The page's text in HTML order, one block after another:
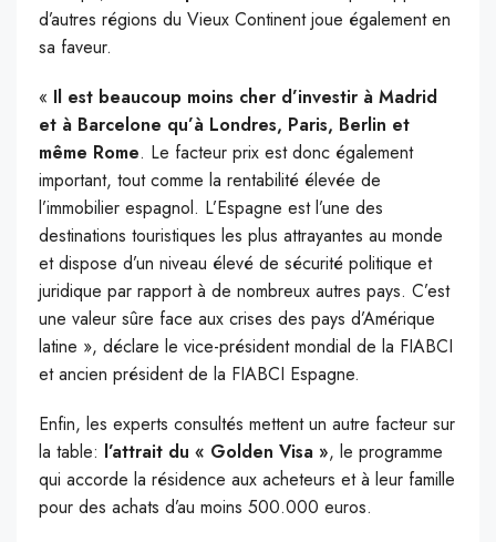
d’autres régions du Vieux Continent joue également en
sa faveur.
« Il est beaucoup moins cher d’investir à Madrid
et à Barcelone qu’à Londres, Paris, Berlin et
même Rome. Le facteur prix est donc également
important, tout comme la rentabilité élevée de
l’immobilier espagnol. L’Espagne est l’une des
destinations touristiques les plus attrayantes au monde
et dispose d’un niveau élevé de sécurité politique et
juridique par rapport à de nombreux autres pays. C’est
une valeur sûre face aux crises des pays d’Amérique
latine », déclare le vice-président mondial de la FIABCI
et ancien président de la FIABCI Espagne.
Enfin, les experts consultés mettent un autre facteur sur
la table: l’attrait du « Golden Visa », le programme
qui accorde la résidence aux acheteurs et à leur famille
pour des achats d’au moins 500.000 euros.